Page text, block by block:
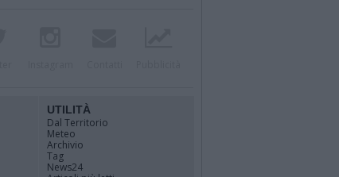
UTILITÀ
Dal Territorio
Meteo
Archivio
Tag
News24